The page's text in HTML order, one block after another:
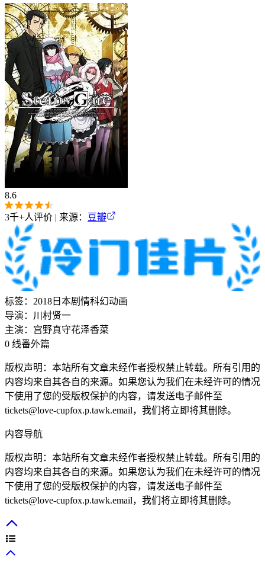
8.6
3千+人评价 | 来源： 豆瓣
标签： 2018 日本剧情科幻动画
导演： 川村贤一
主演： 宫野真守花泽香菜
0 线番外篇
版权声明：本站所有文章未经作者授权禁止转载。所有引用的
内容均来自其各自的来源。如果您认为我们在未经许可的情况
下使用了您的受版权保护的内容，请发送电子邮件至
tickets@love-cupfox.p.tawk.email，我们将立即将其删除。
内容导航
版权声明：本站所有文章未经作者授权禁止转载。所有引用的
内容均来自其各自的来源。如果您认为我们在未经许可的情况
下使用了您的受版权保护的内容，请发送电子邮件至
tickets@love-cupfox.p.tawk.email，我们将立即将其删除。